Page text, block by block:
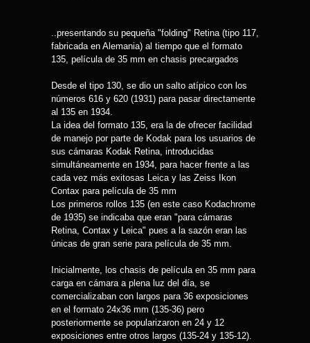
..presentando su pequeña "folding" Retina (tipo 117,
fabricada en Alemania) al tiempo que el formato
135, película de 35 mm en chasis precargados
Desde el tipo 130, se dio un salto atípico con los
números 616 y 620 (1931) para pasar directamente
al 135 en 1934.
La idea del formato 135, era la de ofrecer facilidad
de manejo por parte de Kodak para los usuarios de
sus cámaras Kodak Retina, introducidas
simultáneamente en 1934, para hacer frente a las
cada vez más exitosas Leica y las Zeiss Ikon
Contax para película de 35 mm
Los primeros rollos 135 (en este caso Kodachrome
de 1935) se indicaba que eran "para cámaras
Retina, Contax y Leica" pues a la sazón eran las
únicas de gran serie para película de 35 mm.
Inicialmente, los chasis de película en 35 mm para
carga en cámara a plena luz del día, se
comercializaban con largos para 36 exposiciones
en el formato 24x36 mm (135-36) pero
posteriormente se popularizaron en 24 y 12
exposiciones entre otros largos (135-24 y 135-12).